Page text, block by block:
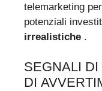
telemarketing
potenziali
irrealistiche .
SEGNALI
DI